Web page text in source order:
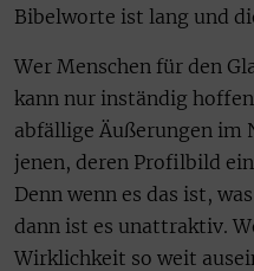
Bibelworte ist lang und
Wer Menschen für den
kann nur inständig
abfällige Äußerungen im
jenen, deren Profilbild
Denn wenn es das ist,
dann ist es unattraktiv.
Wirklichkeit so weit